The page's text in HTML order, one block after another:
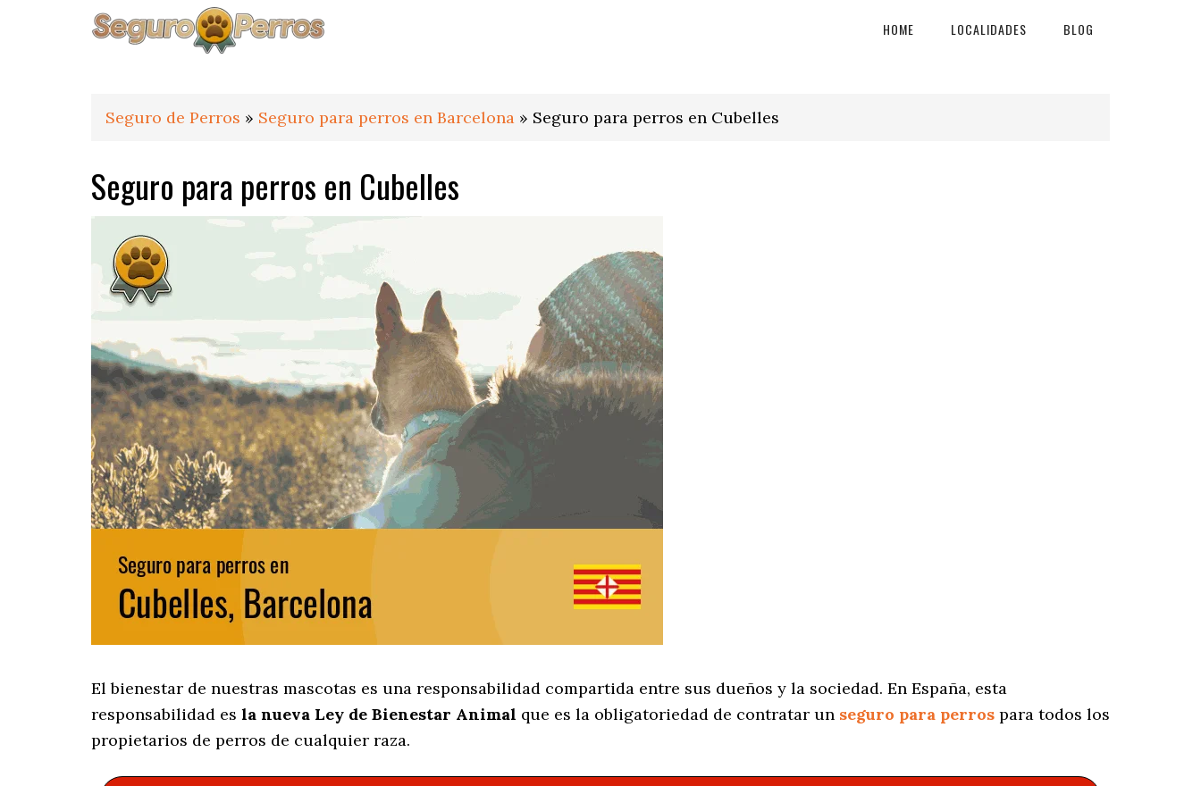
HOME LOCALIDADES BLOG
Seguro de Perros » Seguro para perros en Barcelona » Seguro para perros en Cubelles
Seguro para perros en Cubelles
El bienestar de nuestras mascotas es una responsabilidad compartida entre sus dueños y la sociedad. En España, esta
responsabilidad es la nueva Ley de Bienestar Animal que es la obligatoriedad de contratar un seguro para perros para todos los
propietarios de perros de cualquier raza.